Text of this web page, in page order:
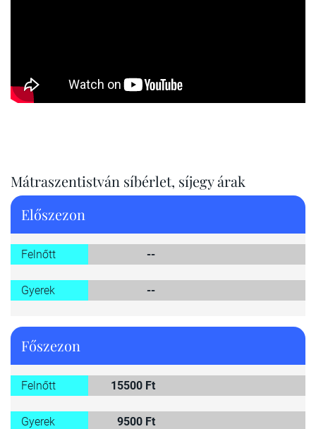
Mátraszentistván síbérlet, síjegy árak
Előszezon
Felnőtt --
Gyerek --
Főszezon
Felnőtt 15500 Ft
Gyerek 9500 Ft